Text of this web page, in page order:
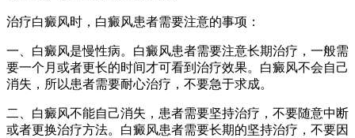
治疗白癜风时，白癜风患者需要注意的事项：
一、白癜风是慢性病。白癜风患者需要注意长期治疗，一般需
要一个月或者更长的时间才可看到治疗效果。白癜风不会自己
消失，所以患者需要耐心治疗，不要急于求成。
二、白癜风不能自己消失，患者需要坚持治疗，不要随意中断
或者更换治疗方法。白癜风患者需要长期的坚持治疗，不要因